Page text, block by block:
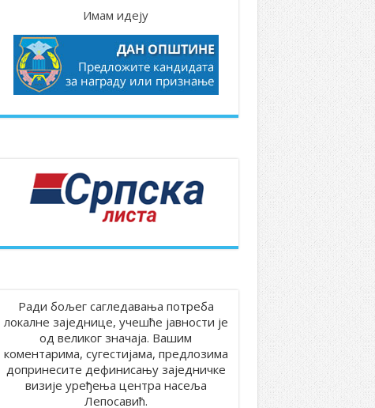
Имам идеју
Ради бољег сагледавања потреба
локалне заједнице, учешће јавности је
од великог значаја. Вашим
коментарима, сугестијама, предлозима
допринесите дефинисању заједничке
визије уређења центра насеља
Лепосавић.